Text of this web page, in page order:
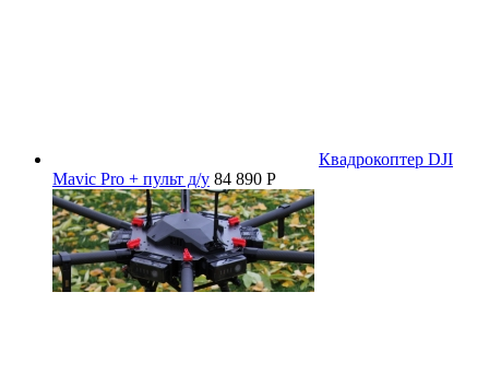
Квадрокоптер DJI
Mavic Pro + пульт д/у 84 890 P